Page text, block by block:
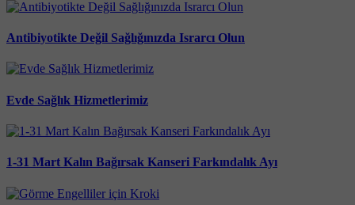
Antibiyotikte Değil Sağlığınızda Israrcı Olun
Evde Sağlık Hizmetlerimiz
1-31 Mart Kalın Bağırsak Kanseri Farkındalık Ayı